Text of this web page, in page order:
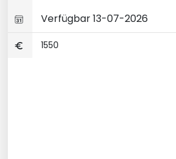
Verfügbar 13-07-2026
1550